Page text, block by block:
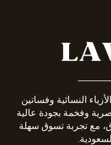
النسائية وفساتين
وفخمة بجودة عالية
مع تجربة تسوق سهلة